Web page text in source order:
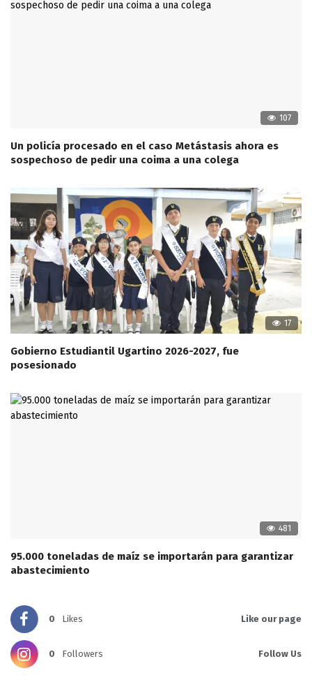
107
Un policía procesado en el caso Metástasis ahora es
sospechoso de pedir una coima a una colega
17
Gobierno Estudiantil Ugartino 2026-2027, fue
posesionado
481
95.000 toneladas de maíz se importarán para garantizar
abastecimiento
0 Likes Like our page
0 Followers Follow Us